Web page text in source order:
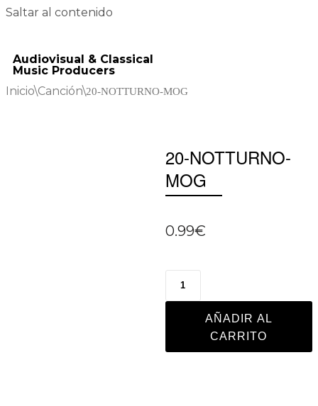
Saltar al contenido
Audiovisual & Classical
Music Producers
Inicio\Canción\20-NOTTURNO-MOG
20-NOTTURNO-
MOG
0.99€
AÑADIR AL
CARRITO